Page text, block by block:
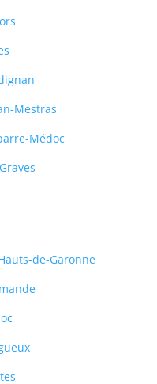
Mestras
Médoc
de-Garonne